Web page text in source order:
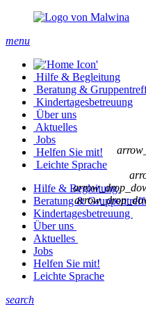
menu
Hilfe & Begleitung
Beratung &
Kindertages­betreuung
Über uns
Aktuelles
Jobs
Helfen Sie mit!
Leichte Sprache
Hilfe & Begleitung
Beratung &
Kindertages­betreuung
Über uns
Aktuelles
Jobs
Helfen Sie mit!
Leichte Sprache
search